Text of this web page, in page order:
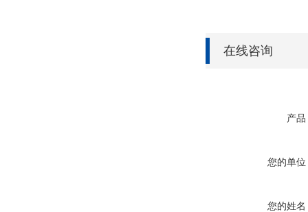
在线咨询
产品
您的单位
您的姓名